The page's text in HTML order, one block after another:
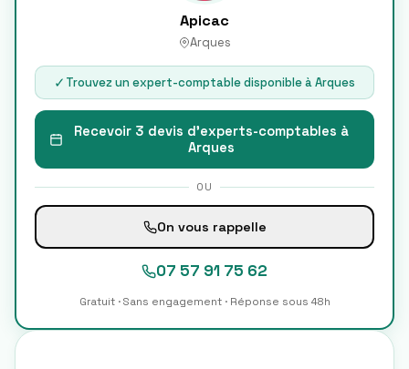
Apicac
Arques
✓ Trouvez un expert-comptable disponible àArques
Recevoir 3 devis d'experts-comptables à
Arques
OU
On vous rappelle
07 57 91 75 62
Gratuit · Sans engagement · Réponse sous 48h